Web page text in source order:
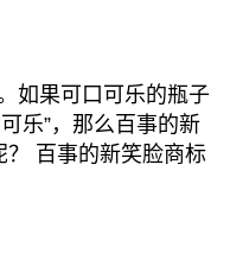
如果可口可乐的瓶子
乐”，那么百事的新
？ 百事的新笑脸商标